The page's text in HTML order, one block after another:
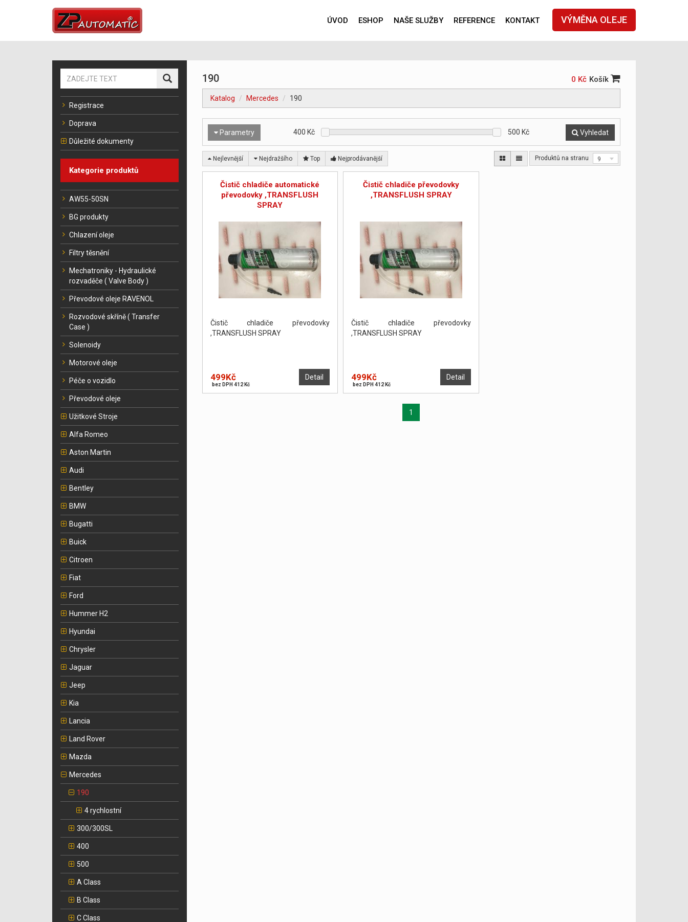
VÝMĚNA OLEJE
ÚVOD ESHOP NAŠE SLUŽBY REFERENCE KONTAKT
Registrace
Doprava
Důležité dokumenty
Kategorie produktů
AW55-50SN
BG produkty
Chlazení oleje
Filtry těsnění
Mechatroniky - Hydraulické
rozvaděče ( Valve Body )
Převodové oleje RAVENOL
Rozvodové skříně ( Transfer
Case )
Solenoidy
Motorové oleje
Péče o vozidlo
Převodové oleje
Užitkové Stroje
Alfa Romeo
Aston Martin
Audi
Bentley
BMW
Bugatti
Buick
Citroen
Fiat
Ford
Hummer H2
Hyundai
Chrysler
Jaguar
Jeep
Kia
Lancia
Land Rover
Mazda
Mercedes
190
4 rychlostní
300/300SL
400
500
A Class
B Class
C Class
190 0 Kč Košík
Katalog Mercedes 190
Parametry 400 Kč 500 Kč Vyhledat
Nejlevnější Nejdražšího Top Nejprodávanější Produktů na stranu 9
Čistič chladiče automatické
převodovky ,TRANSFLUSH
SPRAY
Čistič chladiče převodovky
,TRANSFLUSH SPRAY
Detail
499Kč
bez DPH 412 Kč
Čistič chladiče převodovky
,TRANSFLUSH SPRAY
Čistič chladiče převodovky
,TRANSFLUSH SPRAY
Detail
499Kč
bez DPH 412 Kč
1